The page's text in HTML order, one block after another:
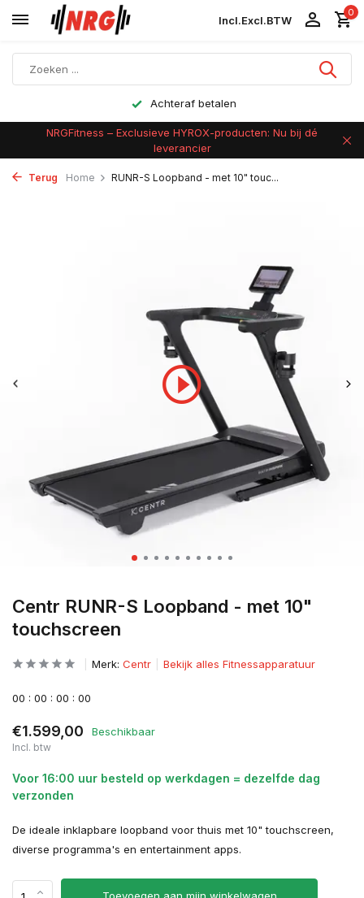
Incl.Excl.BTW
0
Achteraf betalen
NRGFitness – Exclusieve HYROX-producten: Nu bij dé
leverancier
Terug Home RUNR-S Loopband - met 10" touc...
Centr RUNR-S Loopband - met 10"
touchscreen
Merk: Centr Bekijk alles Fitnessapparatuur
00 : 00 : 00 : 00
€1.599,00 Beschikbaar
Incl. btw
Voor 16:00 uur besteld op werkdagen = dezelfde dag
verzonden
De ideale inklapbare loopband voor thuis met 10" touchscreen,
diverse programma's en entertainment apps.